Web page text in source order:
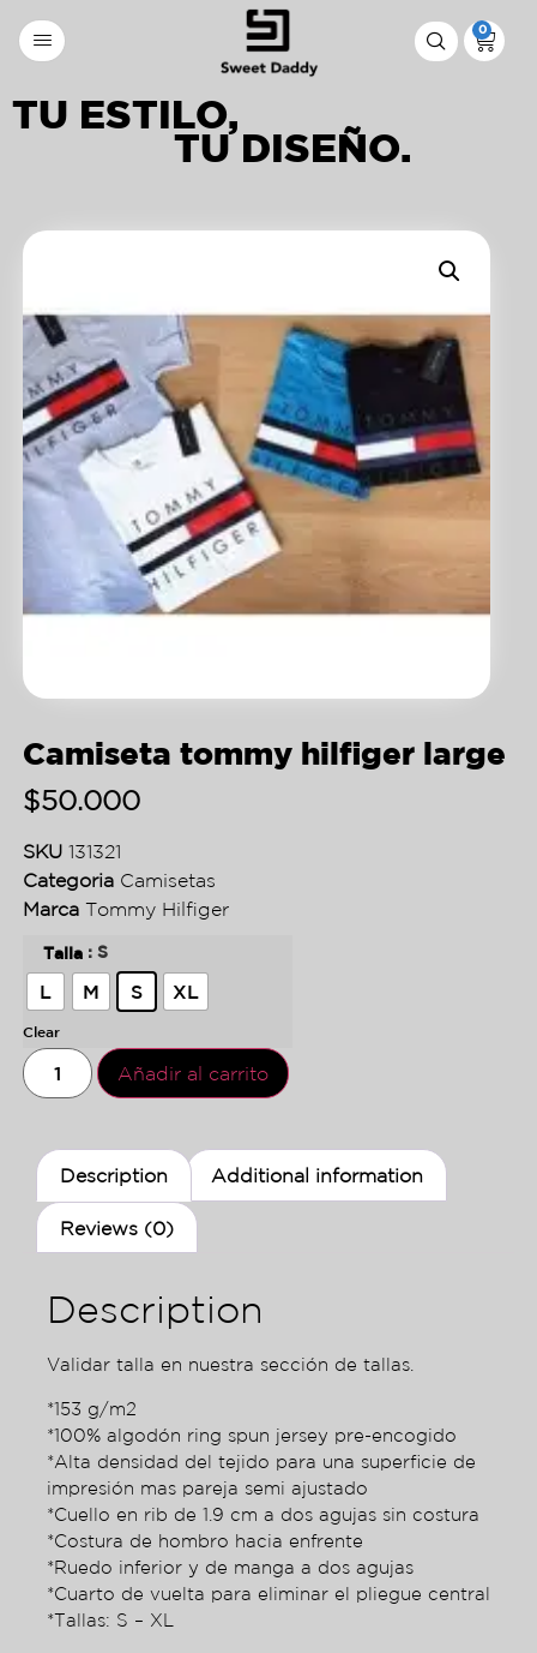
0
TU ESTILO,
TU DISEÑO.
Camiseta tommy hilfiger large
$50.000
SKU 131321
Categoria Camisetas
Marca Tommy Hilfiger
Talla : S
L M S XL
Clear
Añadir al carrito
Description Additional information
Reviews (0)
Description
Validar talla en nuestra sección de tallas.
*153 g/m2
*100% algodón ring spun jersey pre-encogido
*Alta densidad del tejido para una superficie de
impresión mas pareja semi ajustado
*Cuello en rib de 1.9 cm a dos agujas sin costura
*Costura de hombro hacia enfrente
*Ruedo inferior y de manga a dos agujas
*Cuarto de vuelta para eliminar el pliegue central
*Tallas: S – XL